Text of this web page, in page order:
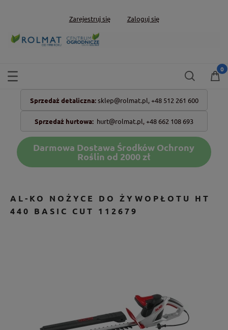
Zarejestruj się Zaloguj się
Sprzedaż detaliczna: sklep@rolmat.pl, +48 512 261 600
Sprzedaż hurtowa: hurt@rolmat.pl,+48 662 108 693
Darmowa Dostawa Środków Ochrony
Roślin od 2000 zł
AL-KO NOŻYCE DO ŻYWOPŁOTU HT
440 BASIC CUT 112679